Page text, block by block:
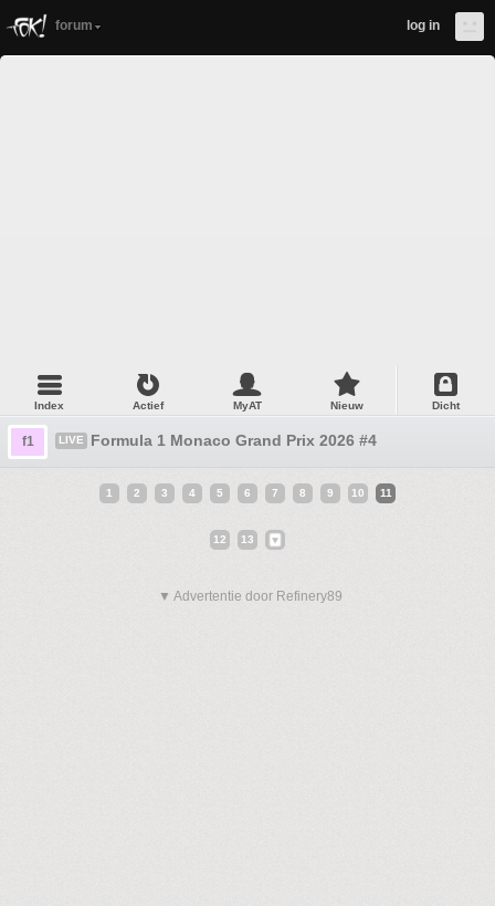
forum log in
Index Actief MyAT Nieuw Dicht
f1 LIVE Formula 1 Monaco Grand Prix 2026 #4
1 2 3 4 5 6 7 8 9 10 11
12 13
▼ Advertentie door Refinery89